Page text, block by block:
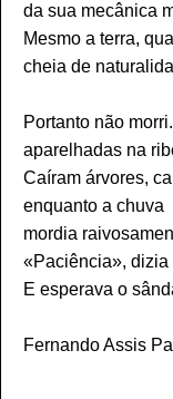
da sua mecânica
Mesmo a terra,
cheia de
Portanto não
aparelhadas na
Caíram árvores,
enquanto a chuva
mordia
«Paciência», dizia
E esperava o
Fernando Assis